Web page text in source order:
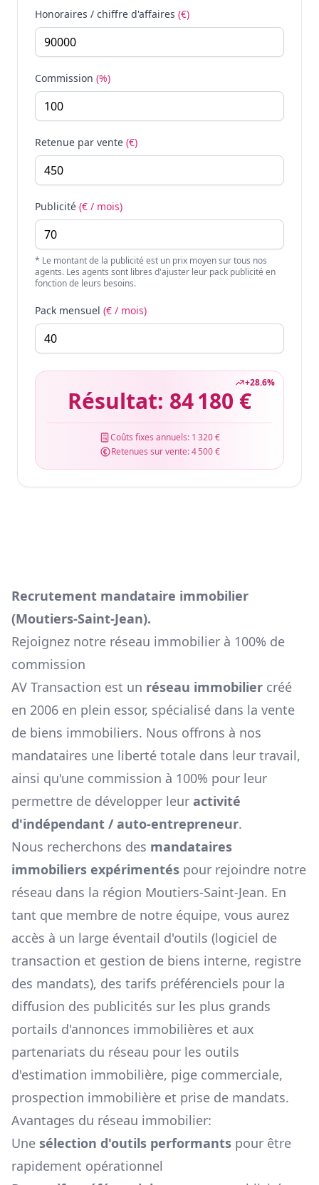
Honoraires / chiffre d'affaires (€)
Commission (%)
Retenue par vente (€)
Publicité (€ / mois)
* Le montant de la publicité est un prix moyen sur tous nos
agents. Les agents sont libres d'ajuster leur pack publicité en
fonction de leurs besoins.
Pack mensuel (€ / mois)
+28.6%
Résultat: 84 180 €
Coûts fixes annuels: 1 320 €
Retenues sur vente:4 500 €
Recrutement mandataire immobilier
(Moutiers-Saint-Jean).
Rejoignez notre réseau immobilier à 100% de
commission
AV Transaction est un réseau immobilier créé
en 2006 en plein essor, spécialisé dans la vente
de biens immobiliers. Nous offrons à nos
mandataires une liberté totale dans leur travail,
ainsi qu'une commission à 100% pour leur
permettre de développer leur activité
d'indépendant / auto-entrepreneur.
Nous recherchons des mandataires
immobiliers expérimentés pour rejoindre notre
réseau dans la région Moutiers-Saint-Jean. En
tant que membre de notre équipe, vous aurez
accès à un large éventail d'outils (logiciel de
transaction et gestion de biens interne, registre
des mandats), des tarifs préférenciels pour la
diffusion des publicités sur les plus grands
portails d'annonces immobilières et aux
partenariats du réseau pour les outils
d'estimation immobilière, pige commerciale,
prospection immobilière et prise de mandats.
Avantages du réseau immobilier:
Une sélection d'outils performants pour être
rapidement opérationnel